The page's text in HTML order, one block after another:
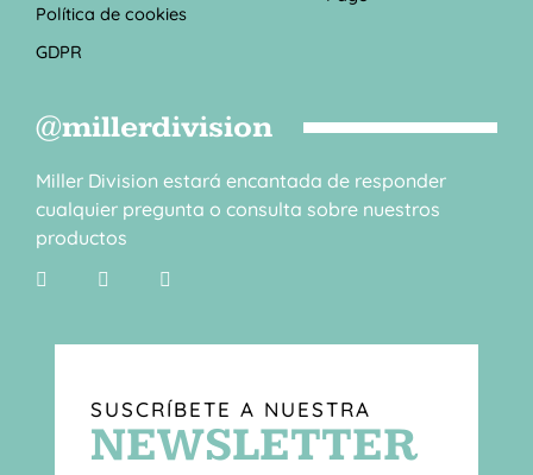
Política de cookies
GDPR
@millerdivision
Miller Division estará encantada de responder
cualquier pregunta o consulta sobre nuestros
productos
SUSCRÍBETE A NUESTRA
NEWSLETTER